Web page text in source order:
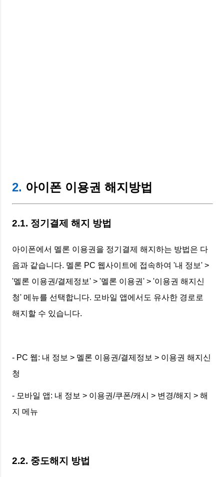
2. 아이폰 이용권 해지방법
2.1. 정기결제 해지 방법
아이폰에서 멜론 이용권을 정기결제 해지하는 방법은 다
음과 같습니다. 멜론 PC 웹사이트에 접속하여 '내 정보' >
'멜론 이용권/결제정보' > '멜론 이용권' > '이용권 해지신
청' 메뉴를 선택합니다. 모바일 앱에서도 유사한 경로로
해지할 수 있습니다.
- PC 웹: 내 정보 > 멜론 이용권/결제정보 > 이용권 해지신
청
- 모바일 앱: 내 정보 > 이용권/쿠폰/캐시 > 변경/해지 > 해
지 메뉴
2.2. 중도해지 방법